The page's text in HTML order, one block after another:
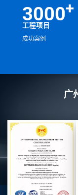
3000+
工程项目
成功案例
广